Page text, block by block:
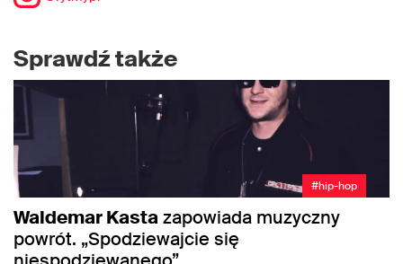
Sprawdź także
#hip-hop
Waldemar Kastazapowiada muzyczny
powrót. „Spodziewajcie się